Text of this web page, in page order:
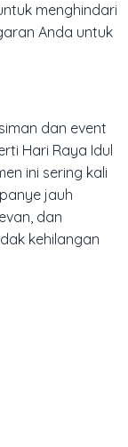
menghindari
Anda untuk
dan event
Hari Raya Idul
ini sering kali
jauh
dan
kehilangan